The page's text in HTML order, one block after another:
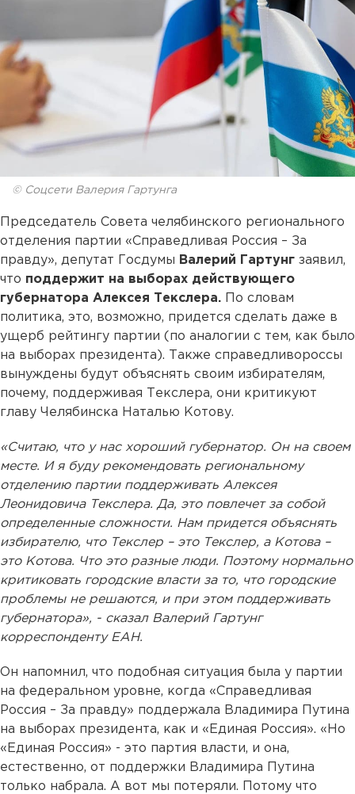
© Соцсети Валерия Гартунга
Председатель Совета челябинского регионального
отделения партии «Справедливая Россия – За
правду», депутат Госдумы Валерий Гартунг заявил,
что поддержит на выборах действующего
губернатора Алексея Текслера. По словам
политика, это, возможно, придется сделать даже в
ущерб рейтингу партии (по аналогии с тем, как было
на выборах президента). Также справедливороссы
вынуждены будут объяснять своим избирателям,
почему, поддерживая Текслера, они критикуют
главу Челябинска Наталью Котову.
«Считаю, что у нас хороший губернатор. Он на своем
месте. И я буду рекомендовать региональному
отделению партии поддерживать Алексея
Леонидовича Текслера. Да, это повлечет за собой
определенные сложности. Нам придется объяснять
избирателю, что Текслер – это Текслер, а Котова –
это Котова. Что это разные люди. Поэтому нормально
критиковать городские власти за то, что городские
проблемы не решаются, и при этом поддерживать
губернатора», - сказал Валерий Гартунг
корреспонденту ЕАН.
Он напомнил, что подобная ситуация была у партии
на федеральном уровне, когда «Справедливая
Россия – За правду» поддержала Владимира Путина
на выборах президента, как и «Единая Россия». «Но
«Единая Россия» - это партия власти, и она,
естественно, от поддержки Владимира Путина
только набрала. А вот мы потеряли. Потому что